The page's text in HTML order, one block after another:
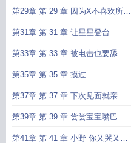
思
第29章 第 29 章 因为X不喜欢所以
要和
第31章 第 31 章 让星星登台
第33章 第 33 章 被电击也要舔老
婆泪痣
第35章 第 35 章 摸过
第37章 第 37 章 下次见面就亲亲
这就是
第39章 第 39 章 尝尝宝宝嘴巴上
的酒
第41章 第 41 章 小野 你又哭又闹